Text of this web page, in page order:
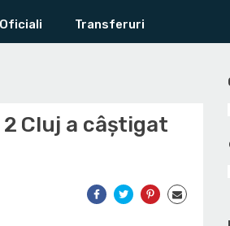
Oficiali Transferuri
Cluj a câștigat